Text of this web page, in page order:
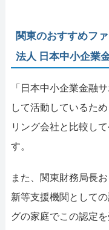
関東のおすすめフ
法人 日本中小企業
「日本中小企業金融
して活動しているた
リング会社と比較し
す。
また、関東財務局長
新等支援機関として
グの家庭でこの認定